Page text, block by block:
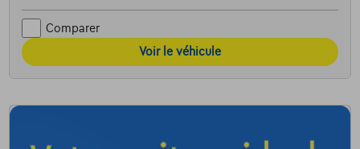
Comparer
Voir le véhicule